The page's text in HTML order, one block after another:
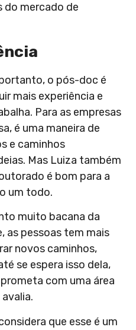
do mercado de
o pós-doc é
mais experiência e
Para as empresas
é uma maneira de
e caminhos
Mas Luiza também
é bom para a
um todo.
muito bacana da
as pessoas tem mais
novos caminhos,
se espera isso dela,
com uma área
que esse é um